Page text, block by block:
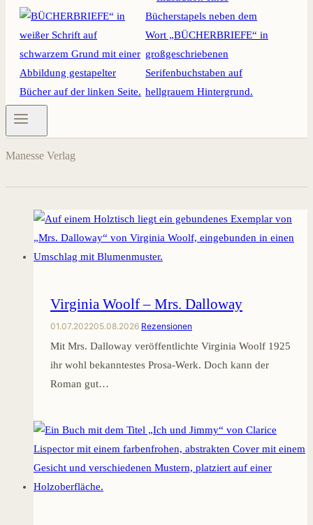
Manesse Verlag
Virginia Woolf – Mrs. Dalloway
01.07.202205.08.2026 Rezensionen
Mit Mrs. Dalloway veröffentlichte Virginia Woolf 1925
ihr wohl bekanntestes Prosa-Werk. Doch kann der
Roman gut…